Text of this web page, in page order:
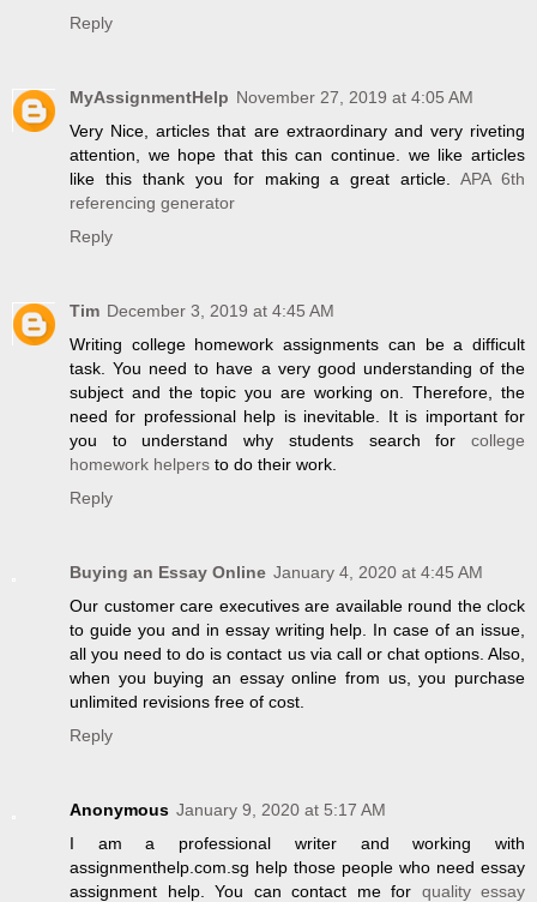
Reply
MyAssignmentHelp November 27, 2019 at 4:05 AM
Very Nice, articles that are extraordinary and very riveting
attention, we hope that this can continue. we like articles
like this thank you for making a great article.APA 6th
referencing generator
Reply
Tim December 3, 2019 at 4:45 AM
Writing college homework assignments can be a difficult
task. You need to have a very good understanding of the
subject and the topic you are working on. Therefore, the
need for professional help is inevitable. It is important for
you to understand why students search for college
homework helpers to do their work.
Reply
Buying an Essay Online January 4, 2020 at 4:45 AM
Our customer care executives are available round the clock
to guide you and in essay writing help. In case of an issue,
all you need to do is contact us via call or chat options. Also,
when you buying an essay online from us, you purchase
unlimited revisions free of cost.
Reply
Anonymous January 9, 2020 at 5:17 AM
I am a professional writer and working with
assignmenthelp.com.sg help those people who need essay
assignment help. You can contact me for quality essay